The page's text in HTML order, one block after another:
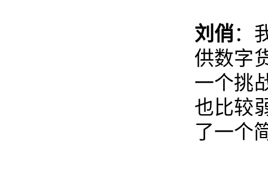
刘俏：
供数字
一个挑
也比较
了一个